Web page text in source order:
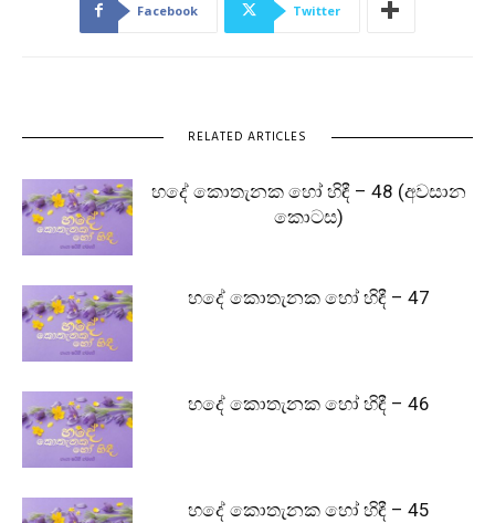
Facebook Twitter
RELATED ARTICLES
හදේ කොතැනක හෝ හිඳී – 48 (අවසාන
කොටස)
හදේ කොතැනක හෝ හිඳී – 47
හදේ කොතැනක හෝ හිඳී – 46
හදේ කොතැනක හෝ හිඳී – 45